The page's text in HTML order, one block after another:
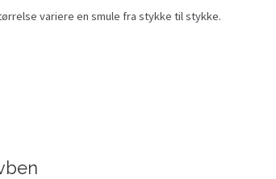
variere en smule fra stykke til stykke.